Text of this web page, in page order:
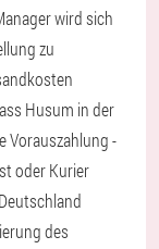
wird sich
zu
Husum in der
Vorauszahlung -
oder Kurier
des